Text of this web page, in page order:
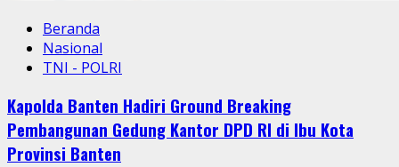
Beranda
Nasional
TNI - POLRI
Kapolda Banten Hadiri Ground Breaking
Pembangunan Gedung Kantor DPD RI di Ibu Kota
Provinsi Banten